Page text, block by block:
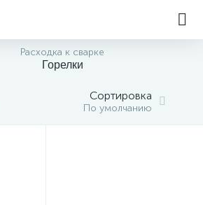
Расходка к сварке
Горелки
Сортировка
По умолчанию